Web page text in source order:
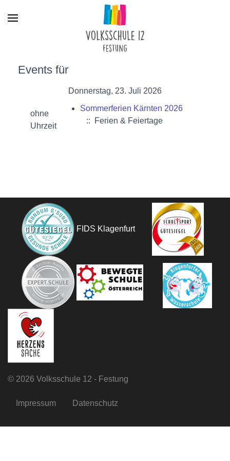
Events für
Donnerstag, 23. Juli 2026
ohne
Uhrzeit
Sommerferien Kärnten 2026
:: Ferien & Feiertage
FIDS Klagenfurt
© 2026 Volksschule 12 - Festung
Impressum Datenschutz